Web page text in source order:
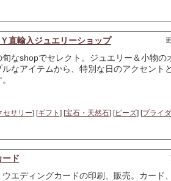
直輸入ジュエリーショップ
旬なshopでセレクト。ジュエリー＆小物
なアイテムから、特別な日のアクセント
セサリー] [ギフト ] [宝石・天然石] [ビーズ] [ブライ
ード
エディングカードの印刷、販売。カード